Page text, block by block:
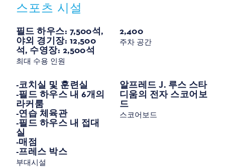
스포츠 시설
스포츠
최대 수용 인원
필드 하우스: 7,500석,
야외 경기장: 12,500
석, 수영장: 2,500석
주차 공간
2,400
부대시설
-코치실 및 훈련실
-필드 하우스 내 6개의
라커룸
-연습 체육관
-필드 하우스 내 접대
실
-매점
-프레스 박스
스코어보드
알프레드 J. 루스 스타
디움의 전자 스코어보
드